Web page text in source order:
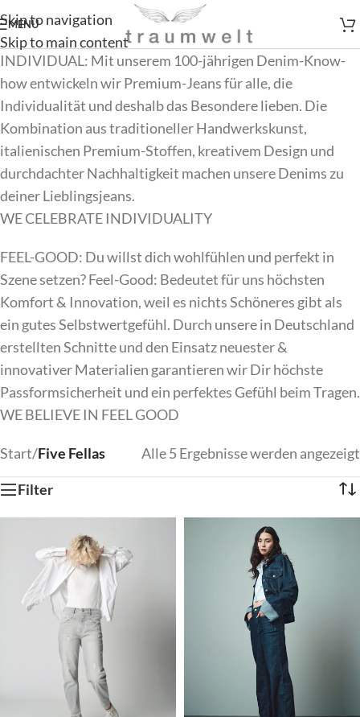
Skip to navigation
Skip to main content
MENÜ
INDIVIDUAL: Mit unserem 100-jährigen Denim-Know-
how entwickeln wir Premium-Jeans für alle, die
Individualität und deshalb das Besondere lieben. Die
Kombination aus traditioneller Handwerkskunst,
italienischen Premium-Stoffen, kreativem Design und
durchdachter Nachhaltigkeit machen unsere Denims zu
deiner Lieblingsjeans.
WE CELEBRATE INDIVIDUALITY
FEEL-GOOD: Du willst dich wohlfühlen und perfekt in
Szene setzen? Feel-Good: Bedeutet für uns höchsten
Komfort & Innovation, weil es nichts Schöneres gibt als
ein gutes Selbstwertgefühl. Durch unsere in Deutschland
erstellten Schnitte und den Einsatz neuester &
innovativer Materialien garantieren wir Dir höchste
Passformsicherheit und ein perfektes Gefühl beim Tragen.
WE BELIEVE IN FEEL GOOD
Start/Five Fellas Alle 5 Ergebnisse werden angezeigt
Filter